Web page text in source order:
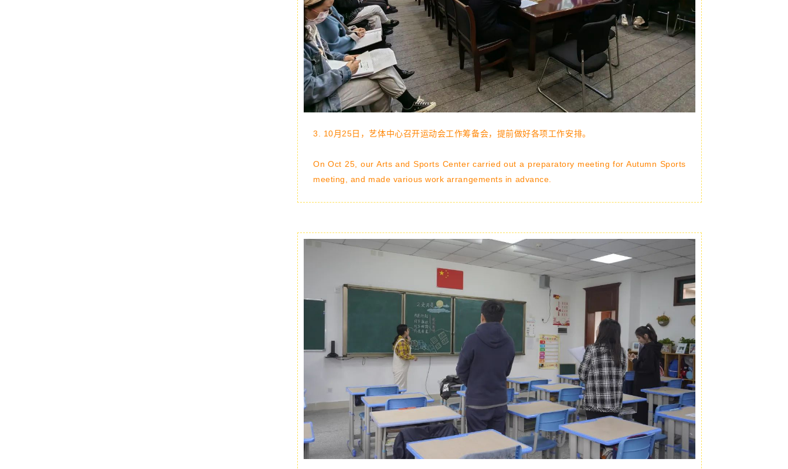
3. 10月25日，艺体中心召开运动会工作筹备会，提前做好各项工作安排。
On Oct 25, our Arts and Sports Center carried out a preparatory meeting for Autumn Sports
meeting, and made various work arrangements in advance.